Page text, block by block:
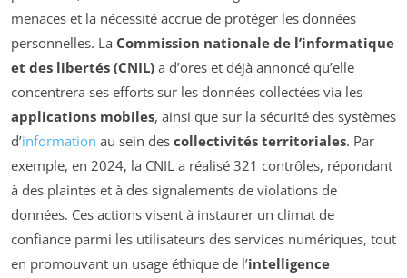
menaces et la nécessité accrue de protéger les données
personnelles. La Commission nationale de l’informatique
et des libertés (CNIL) a d’ores et déjà annoncé qu’elle
concentrera ses efforts sur les données collectées via les
applications mobiles, ainsi que sur la sécurité des systèmes
d’information au sein des collectivités territoriales. Par
exemple, en 2024, la CNIL a réalisé 321 contrôles, répondant
à des plaintes et à des signalements de violations de
données. Ces actions visent à instaurer un climat de
confiance parmi les utilisateurs des services numériques, tout
en promouvant un usage éthique de l’intelligence